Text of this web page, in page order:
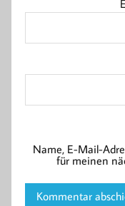
Name, E-Mail-
für meinen